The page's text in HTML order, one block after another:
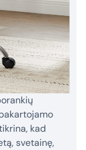
kad
svetainę,